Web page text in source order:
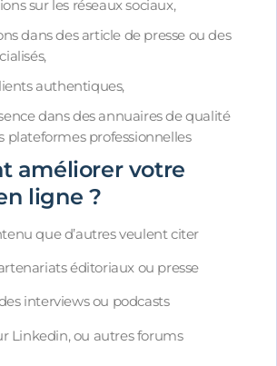
sur les réseaux sociaux,
dans des article de presse ou des
authentiques,
dans des annuaires de qualité
plateformes professionnelles
améliorer votre
ligne ?
que d’autres veulent citer
éditoriaux ou presse
interviews ou podcasts
Linkedin, ou autres forums